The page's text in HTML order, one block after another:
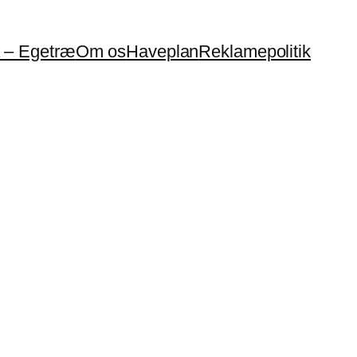
– EgetræOm osHaveplanReklamepolitik